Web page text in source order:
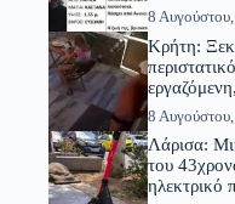
8
Κρήτη:
8
Λάρισα:
του
ηλεκτρικό